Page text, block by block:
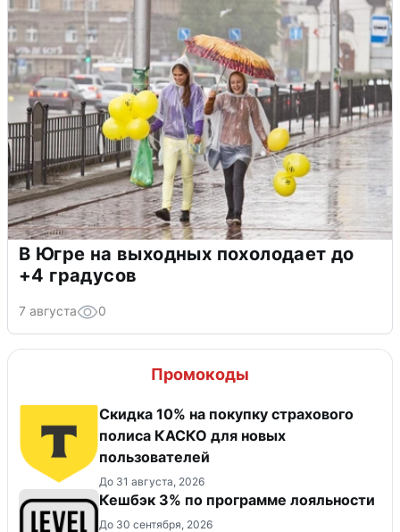
В Югре на выходных похолодает до
+4 градусов
7 августа 0
Промокоды
Скидка 10% на покупку страхового
полиса КАСКО для новых
пользователей
До 31 августа, 2026
Кешбэк 3% по программе лояльности
До 30 сентября, 2026